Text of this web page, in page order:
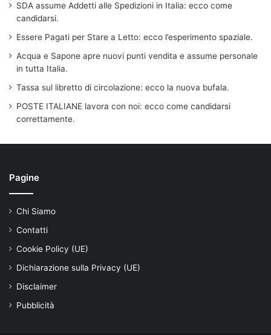
SDA assume Addetti alle Spedizioni in Italia: ecco come
candidarsi.
Essere Pagati per Stare a Letto: ecco l’esperimento spaziale.
Acqua e Sapone apre nuovi punti vendita e assume personale
in tutta Italia.
Tassa sul libretto di circolazione: ecco la nuova bufala.
POSTE ITALIANE lavora con noi: ecco come candidarsi
correttamente.
Pagine
Chi Siamo
Contatti
Cookie Policy (UE)
Dichiarazione sulla Privacy (UE)
Disclaimer
Pubblicità